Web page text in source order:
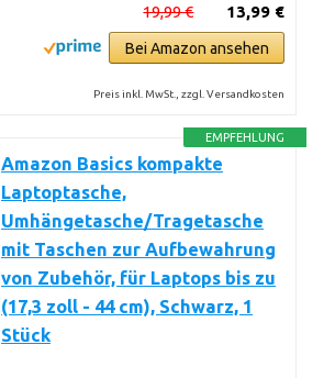
13,99 €
19,99 €
Bei Amazon ansehen
Preis inkl. MwSt., zzgl. Versandkosten
EMPFEHLUNG
Amazon Basics kompakte
Laptoptasche,
Umhängetasche/Tragetasche
mit Taschen zur Aufbewahrung
von Zubehör, für Laptops bis zu
(17,3 zoll - 44 cm), Schwarz, 1
Stück